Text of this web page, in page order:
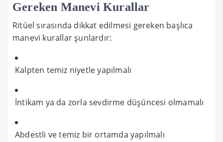
Gereken Manevi Kurallar
Ritüel sırasında dikkat edilmesi gereken başlıca
manevi kurallar şunlardır:
Kalpten temiz niyetle yapılmalı
İntikam ya da zorla sevdirme düşüncesi olmamalı
Abdestli ve temiz bir ortamda yapılmalı